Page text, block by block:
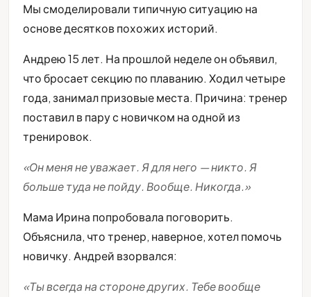
Мы смоделировали типичную ситуацию на
основе десятков похожих историй.
Андрею 15 лет. На прошлой неделе он объявил,
что бросает секцию по плаванию. Ходил четыре
года, занимал призовые места. Причина: тренер
поставил в пару с новичком на одной из
тренировок.
«Он меня не уважает. Я для него — никто. Я
больше туда не пойду. Вообще. Никогда.»
Мама Ирина попробовала поговорить.
Объяснила, что тренер, наверное, хотел помочь
новичку. Андрей взорвался:
«Ты всегда на стороне других. Тебе вообще